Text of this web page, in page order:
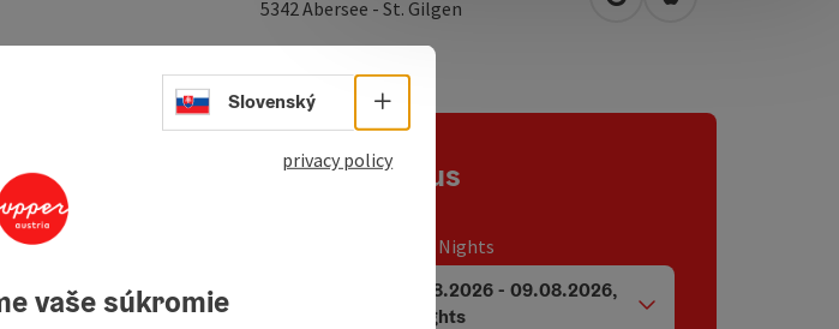
5342Abersee - St. Gilgen open in Google Maps
Open in Apple
mountains.
Contact us
Travel period / Nights
arrival and departure fields
07.08.2026- 09.08.2026,
Nights
Select language - Open menu
Slovenský
privacy policy
vaše súkromie